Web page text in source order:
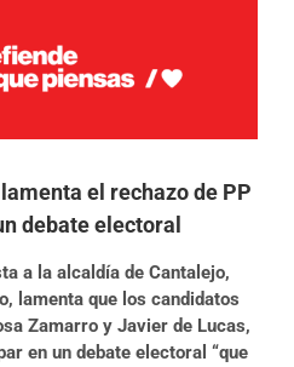
el rechazo de PP
debate electoral
a la alcaldía de Cantalejo,
lamenta que los candidatos
Zamarro y Javier de Lucas,
en un debate electoral “que